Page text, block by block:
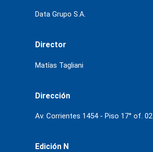
Data Grupo S.A.
Director
Matías Tagliani
Dirección
Av. Corrientes 1454 - Piso 17° of. 02
Edición N